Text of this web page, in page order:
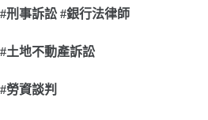
#刑事訴訟 #銀行法律師
#土地不動產訴訟
#勞資談判